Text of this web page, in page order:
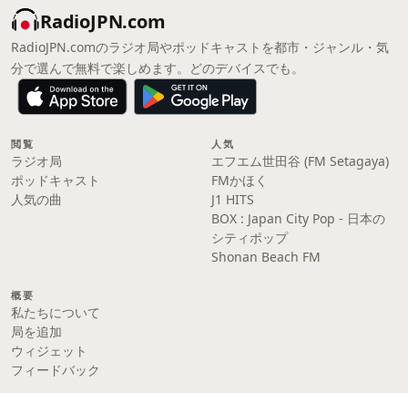
RadioJPN.com
RadioJPN.comのラジオ局やポッドキャストを都市・ジャンル・気
分で選んで無料で楽しめます。どのデバイスでも。
閲覧
ラジオ局
ポッドキャスト
人気の曲
人気
エフエム世田谷 (FM Setagaya)
FMかほく
J1 HITS
BOX : Japan City Pop - 日本の
シティポップ
Shonan Beach FM
概要
私たちについて
局を追加
ウィジェット
フィードバック